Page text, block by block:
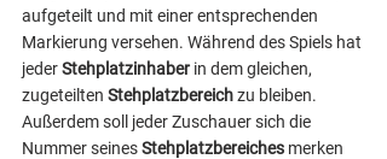
aufgeteilt und mit einer entsprechenden
Markierung versehen. Während des Spiels hat
jeder Stehplatzinhaber in dem gleichen,
zugeteilten Stehplatzbereich zu bleiben.
Außerdem soll jeder Zuschauer sich die
Nummer seines Stehplatzbereiches merken